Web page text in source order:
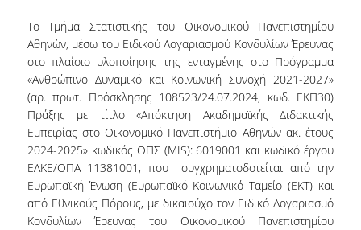
QSRANKINGS 2022
ACADEMIC REPUTATION QS2022
ΔΡΑΣΕΙΣ
ΕΡΓΑΣΤΗΡΙΑ
ΕΡΓΑΣΤΗΡΙΟ ΕΦΑΡΜΟΣΜΕΝΗΣ ΣΤΑΤΙΣΤΙΚΗΣ,
ΠΙΘΑΝΟΤΗΤΩΝ ΚΑΙ ΑΝΑΛΥΣΗΣ ΔΕΔΟΜΕΝΩΝ
ΕΡΓΑΣΤΗΡΙΟ ΣΤΑΤΙΣΤΙΚΗΣ ΜΕΘΟΔΟΛΟΓΙΑΣ
ΤοΤμήμα Στατιστικής του Οικονομικού Πανεπιστημίου
Αθηνών, μέσω του Ειδικού Λογαριασμού Κονδυλίων Έρευνας
στο πλαίσιο υλοποίησης της ενταγμένης στο Πρόγραμμα
«Ανθρώπινο Δυναμικό και Κοινωνική Συνοχή 2021-2027»
(αρ. πρωτ. Πρόσκλησης 108523/24.07.2024, κωδ. ΕΚΠ30)
Πράξης με τίτλο «Απόκτηση Ακαδημαϊκής Διδακτικής
Εμπειρίας στο Οικονομικό Πανεπιστήμιο Αθηνών ακ. έτους
2024-2025» κωδικός ΟΠΣ (MIS): 6019001 και κωδικό έργου
ΕΛΚΕ/ΟΠΑ 11381001, που συγχρηματοδοτείται από την
Ευρωπαϊκή Ένωση (Ευρωπαϊκό Κοινωνικό Ταμείο (ΕΚΤ) και
από Εθνικούς Πόρους, με δικαιούχο τον Ειδικό Λογαριασμό
Κονδυλίων Έρευνας του Οικονομικού Πανεπιστημίου